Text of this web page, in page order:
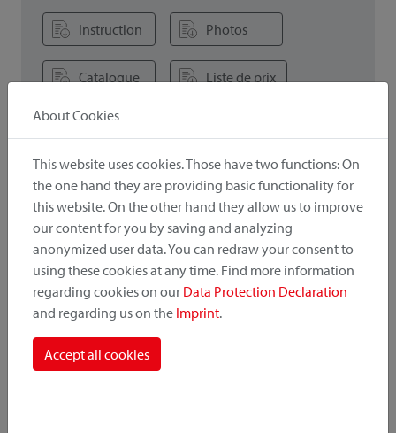
Instruction Photos
Catalogue Liste de prix
! Wichtig
Lors de la combinaison d'accessoires et d'adaptateurs, la
capacité de charge / charge utile inférieure est importante.
Intéressant aussi
Versions d'adaptateurs
About Cookies
This website uses cookies. Those have two functions: On
the one hand they are providing basic functionality for
this website. On the other hand they allow us to improve
our content for you by saving and analyzing
anonymized user data. You can redraw your consent to
using these cookies at any time. Find more information
regarding cookies on our Data Protection Declaration
and regarding us on the Imprint.
Accept all cookies